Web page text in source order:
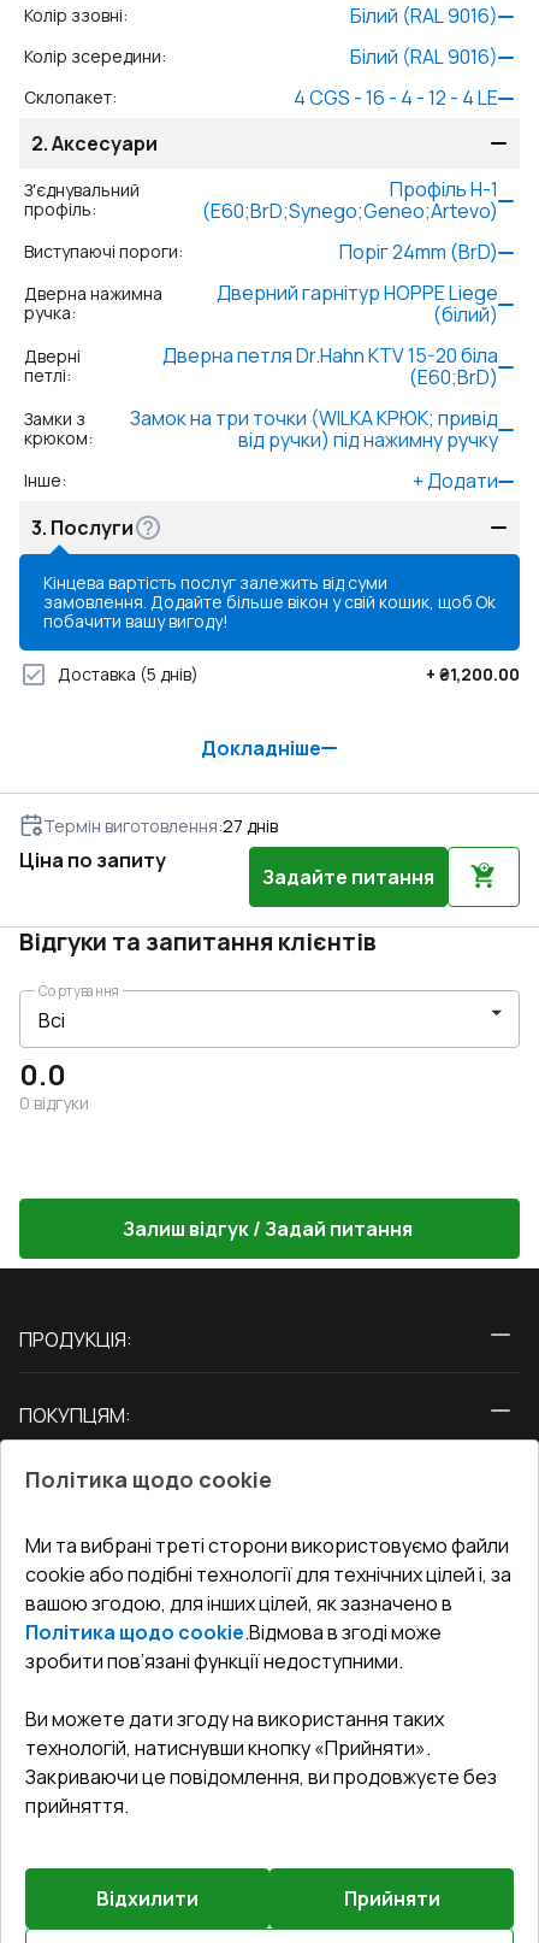
Колір ззовні: Білий (RAL 9016)
Колір зсередини: Білий (RAL 9016)
Склопакет:
4 CGS - 16 - 4 - 12 - 4 LE
2.Аксесуари
З'єднувальний
профіль:
Профіль Н-1
(E60;BrD;Synego;Geneo;Artevo)
Виступаючі пороги: Поріг 24mm (BrD)
Дверна нажимна
ручка:
Дверний гарнітур HOPPE Liege
(білий)
Дверні
петлі:
Дверна петля Dr.Hahn KTV 15-20 біла
(Е60;BrD)
Замки з
крюком:
Замок на три точки (WILKA КРЮК; привід
від ручки) під нажимну ручку
Інше: +Додати
3. Послуги
Кінцева вартість послуг залежить від суми
замовлення. Додайте більше вікон у свій кошик, щоб
побачити вашу вигоду!
Ok
Доставка (5 днів) + ₴1,200.00
Докладніше
Термін виготовлення:27 днів
Ціна по запиту
Задайте питання
Відгуки та запитання клієнтів
0.0
0 відгуки
Сортування
Залиш відгук / Задай питання
ПРОДУКЦІЯ:
Двері
ПОКУПЦЯМ:
Блог
Адреса гіпермаркета
Як правильно заміряти вікна
СЕРВІС ТА ОБЛУГОВУВАННЯ:
Доставка і Оплата
Гарантія та Сервіс
Повернення товару
Договір публічної оферти
КОНТАКТИ
Офіс:Україна, м. Вінниця, вул. Келецька 60 кв. 61
undefined(undefined)
©2026 Всі права захищені.
Сайт створено на платформіVitrager.com.
Політика щодо cookie
Ми та вибрані треті сторони використовуємо файли
cookie або подібні технології для технічних цілей і, за
вашою згодою, для інших цілей, як зазначено в
Політика щодо cookie.Відмова в згоді може
зробити пов’язані функції недоступними.
Ви можете дати згоду на використання таких
технологій, натиснувши кнопку «Прийняти».
Закриваючи це повідомлення, ви продовжуєте без
прийняття.
Відхилити Прийняти